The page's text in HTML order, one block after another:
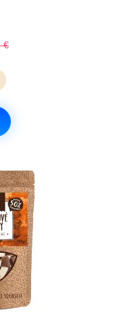
je 5 z 5
€